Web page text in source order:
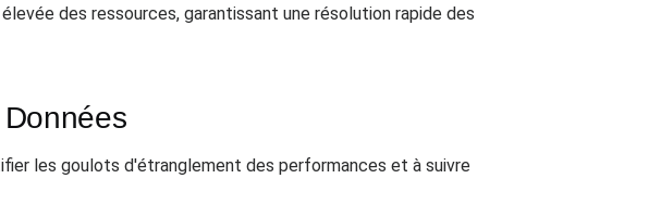
des ressources, garantissant une résolution rapide des
les goulots d'étranglement des performances et à suivre